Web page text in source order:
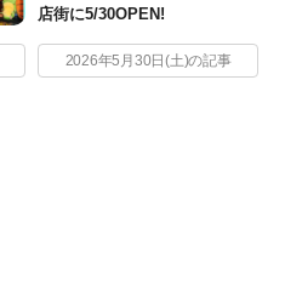
店街に5/30OPEN!
2026年5月30日(土)の記事